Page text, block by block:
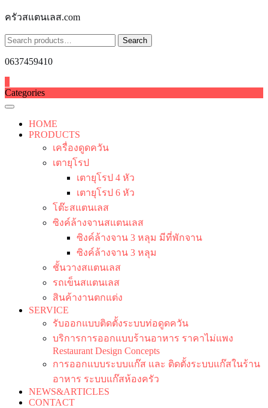
Skip
content
ครัวสแตนเลส.com
Search
for:
Search
0637459410
Categories
HOME
PRODUCTS
เครื่องดูดควัน
เตายุโรป
เตายุโรป 4 หัว
เตายุโรป 6 หัว
โต๊ะสแตนเลส
ซิงค์ล้างจานสแตนเลส
ซิงค์ล้างจาน 3 หลุม มีที่พักจาน
ซิงค์ล้างจาน 3 หลุม
ชั้นวางสแตนเลส
รถเข็นสแตนเลส
สินค้างานตกแต่ง
SERVICE
รับออกแบบติดตั้งระบบท่อดูดควัน
บริการการออกแบบร้านอาหาร ราคาไม่แพง
Restaurant Design Concepts
การออกแบบระบบแก๊ส และ ติดตั้งระบบแก๊สในร้าน
อาหาร ระบบแก๊สห้องครัว
NEWS&ARTICLES
CONTACT